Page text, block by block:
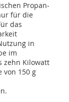
Propan-
für die
das
in
im
zehn Kilowatt
von 150 g